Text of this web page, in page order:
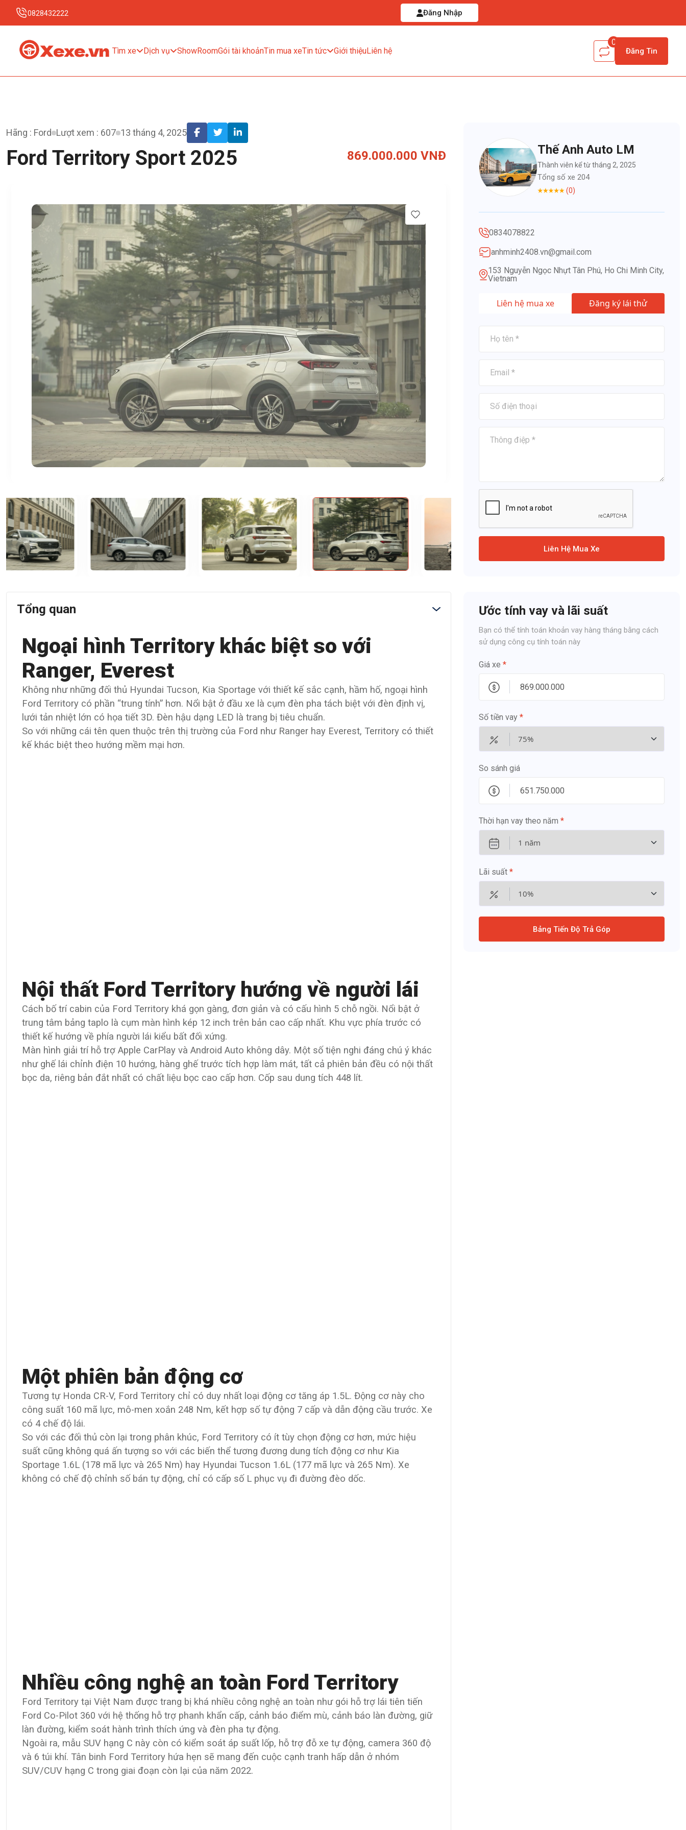
0828432222 Đăng Nhập
Tìm xe Dịch vụ ShowRoomGói tài khoảnTin mua xeTin tức Giới thiệuLiên hệ
0
Đăng Tin
Hãng : Ford Lượt xem : 607 13 tháng 4, 2025
Ford Territory Sport 2025 869.000.000 VNĐ
Tổng quan
Ngoại hình Territory khác biệt so với
Ranger, Everest
Không như những đối thủ Hyundai Tucson, Kia Sportage với thiết kế sắc cạnh, hầm hố, ngoại hình
Ford Territory có phần “trung tính” hơn. Nổi bật ở đầu xe là cụm đèn pha tách biệt với đèn định vị,
lưới tản nhiệt lớn có họa tiết 3D. Đèn hậu dạng LED là trang bị tiêu chuẩn.
So với những cái tên quen thuộc trên thị trường của Ford như Ranger hay Everest, Territory có thiết
kế khác biệt theo hướng mềm mại hơn.
Nội thất Ford Territory hướng về người lái
Cách bố trí cabin của Ford Territory khá gọn gàng, đơn giản và có cấu hình 5 chỗ ngồi. Nổi bật ở
trung tâm bảng taplo là cụm màn hình kép 12 inch trên bản cao cấp nhất. Khu vực phía trước có
thiết kế hướng về phía người lái kiểu bất đối xứng.
Màn hình giải trí hỗ trợ Apple CarPlay và Android Auto không dây. Một số tiện nghi đáng chú ý khác
như ghế lái chỉnh điện 10 hướng, hàng ghế trước tích hợp làm mát, tất cả phiên bản đều có nội thất
bọc da, riêng bản đắt nhất có chất liệu bọc cao cấp hơn. Cốp sau dung tích 448 lít.
Một phiên bản động cơ
Tương tự Honda CR-V, Ford Territory chỉ có duy nhất loại động cơ tăng áp 1.5L. Động cơ này cho
công suất 160 mã lực, mô-men xoắn 248 Nm, kết hợp số tự động 7 cấp và dẫn động cầu trước. Xe
có 4 chế độ lái.
So với các đối thủ còn lại trong phân khúc, Ford Territory có ít tùy chọn động cơ hơn, mức hiệu
suất cũng không quá ấn tượng so với các biến thể tương đương dung tích động cơ như Kia
Sportage 1.6L (178 mã lực và 265 Nm) hay Hyundai Tucson 1.6L (177 mã lực và 265 Nm). Xe
không có chế độ chỉnh số bán tự động, chỉ có cấp số L phục vụ đi đường đèo dốc.
Nhiều công nghệ an toàn Ford Territory
Ford Territory tại Việt Nam được trang bị khá nhiều công nghệ an toàn như gói hỗ trợ lái tiên tiến
Ford Co-Pilot 360 với hệ thống hỗ trợ phanh khẩn cấp, cảnh báo điểm mù, cảnh báo làn đường, giữ
làn đường, kiểm soát hành trình thích ứng và đèn pha tự động.
Ngoài ra, mẫu SUV hạng C này còn có kiểm soát áp suất lốp, hỗ trợ đỗ xe tự động, camera 360 độ
và 6 túi khí. Tân binh Ford Territory hứa hẹn sẽ mang đến cuộc cạnh tranh hấp dẫn ở nhóm
SUV/CUV hạng C trong giai đoạn còn lại của năm 2022.
Thế Anh Auto LM
Thành viên kể từ tháng 2, 2025
Tổng số xe 204
(0)
0834078822
anhminh2408.vn@gmail.com
153 Nguyễn Ngọc Nhựt Tân Phú, Ho Chi Minh City,
Vietnam
Liên hệ mua xe Đăng ký lái thử
Liên Hệ Mua Xe
Ước tính vay và lãi suất
Bạn có thể tính toán khoản vay hàng tháng bằng cách
sử dụng công cụ tính toán này
Giá xe *
Số tiền vay *
So sánh giá
Thời hạn vay theo năm *
Lãi suất *
Bảng Tiến Độ Trả Góp